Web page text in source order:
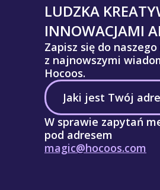
LUDZKA
INNOWACJAMI AI
Zapisz się do
z najnowszymi
Hocoos.
W sprawie zapytań
pod adresem
magic@hocoos.com